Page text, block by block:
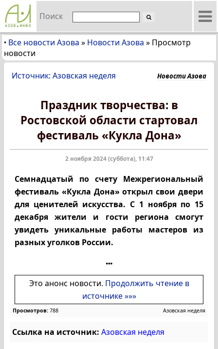
Поиск
• Все новости Азова » Новости Азова » Просмотр
новости
Источник: Азовская неделя Новости Азова
Праздник творчества: в
Ростовской области стартовал
фестиваль «Кукла Дона»
2 ноября 2024 (суббота), 11:47
Семнадцатый по счету Межрегиональный
фестиваль «Кукла Дона» открыл свои двери
для ценителей искусства. С 1 ноября по 15
декабря жители и гости региона смогут
увидеть уникальные работы мастеров из
разных уголков России.
Это анонс новости. Продолжить чтение в
источнике »»»
Просмотров: 788 Азовская неделя
Ссылка на источник: Азовская неделя